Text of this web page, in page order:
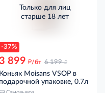
-37%
Только для лиц
старше 18 лет
899 д/бт 6 199 д
Коньяк Moisans VSOP в
подарочной упаковке, 0.7л